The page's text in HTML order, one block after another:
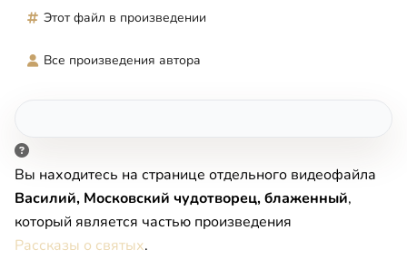
Этот файл в произведении
Все произведения автора
Вы находитесь на странице отдельного видеофайла
Василий, Московский чудотворец, блаженный,
который является частью произведения
Рассказы о святых.